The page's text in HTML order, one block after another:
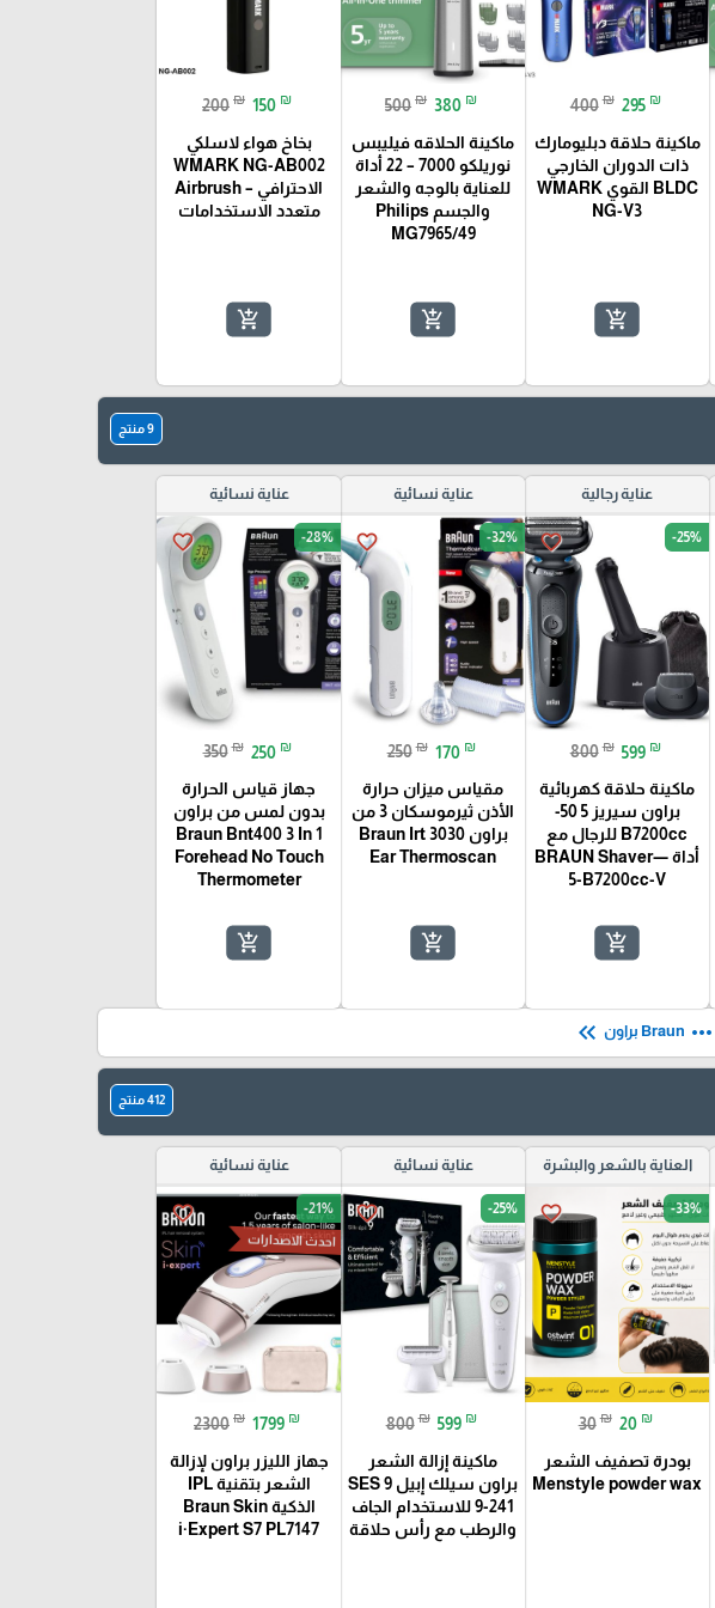
400 ₪ 295 ₪
ماكينة حلاقة دبليومارك
ذات الدوران الخارجي
BLDC القوي WMARK
NG-V3
add_shopping_cart
500 ₪ 380 ₪
ماكينة الحلاقه فيليبس
نوريلكو 7000 – 22 أداة
للعناية بالوجه والشعر
والجسم Philips
MG7965/49
add_shopping_cart
200 ₪ 150 ₪
بخاخ هواء لاسلكي
WMARK NG-AB002
الاحترافي – Airbrush
متعدد الاستخدامات
add_shopping_cart
9 منتج
عناية رجالية
favorite_border -25%
800 ₪ 599 ₪
ماكينة حلاقة كهربائية
براون سيريز 5 50-
B7200cc للرجال مع
أداة —BRAUN Shaver
5-B7200cc-V
add_shopping_cart
عناية نسائية
favorite_border -32%
250 ₪ 170 ₪
مقياس ميزان حرارة
الأذن ثيرموسكان 3 من
براون Braun Irt 3030
Ear Thermoscan
add_shopping_cart
عناية نسائية
favorite_border -28%
350 ₪ 250 ₪
جهاز قياس الحرارة
بدون لمس من براون
Braun Bnt400 3 In 1
Forehead No Touch
Thermometer
add_shopping_cart
more_horiz
keyboard_double_arrow_left
412 منتج
العناية بالشعر والبشرة
favorite_border -33%
30 ₪ 20 ₪
بودرة تصفيف الشعر
Menstyle powder wax
عناية نسائية
favorite_border -25%
800 ₪ 599 ₪
ماكينة إزالة الشعر
براون سيلك إبيل 9 SES
9-241 للاستخدام الجاف
والرطب مع رأس حلاقة
عناية نسائية
favorite_border -21%
احدث الاصدارات
2300 ₪ 1799 ₪
جهاز الليزر براون لإزالة
الشعر بتقنية IPL
الذكية Braun Skin
i·Expert S7 PL7147